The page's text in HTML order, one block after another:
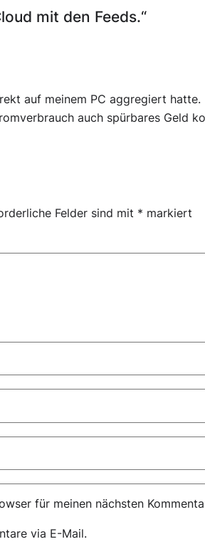
mit den Feeds.“
auf meinem PC aggregiert
auch spürbares Geld
Felder sind mit * markiert
für meinen nächsten
via E-Mail.